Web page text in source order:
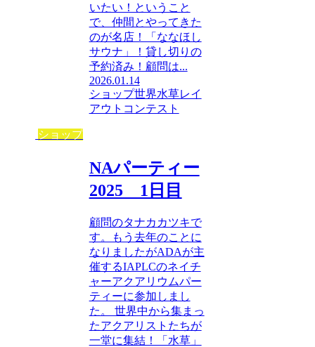
いたい！ということ
で、仲間とやってきた
のが名店！「ななほし
サウナ」！貸し切りの
予約済み！顧問は...
2026.01.14
ショップ世界水草レイ
アウトコンテスト
ショップ
NAパーティー
2025 1日目
顧問のタナカカツキで
す。もう去年のことに
なりましたがADAが主
催するIAPLCのネイチ
ャーアクアリウムパー
ティーに参加しまし
た。 世界中から集まっ
たアクアリストたちが
一堂に集結！「水草」